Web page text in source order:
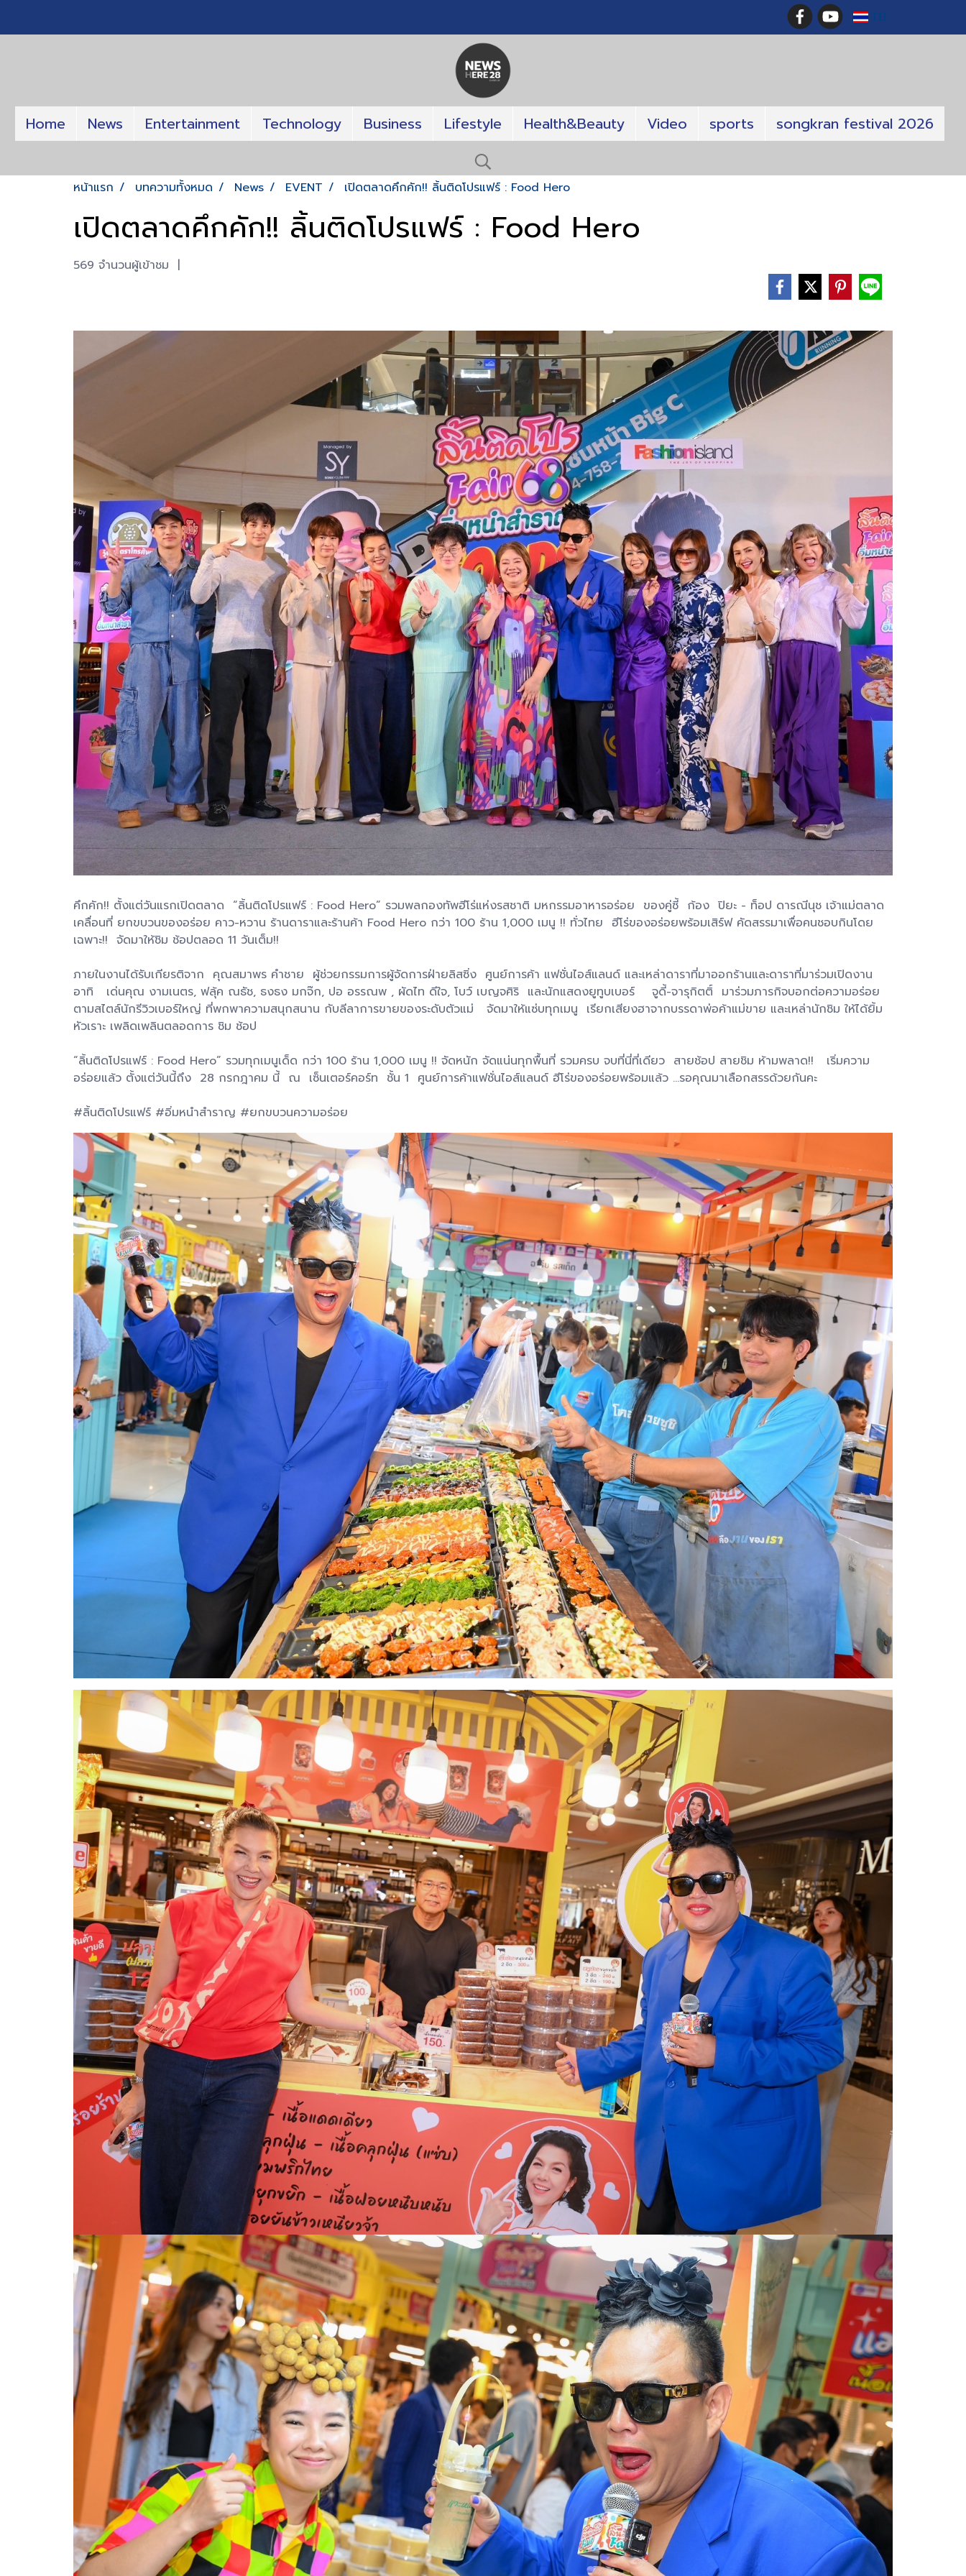
TH
Home News Entertainment Technology Business Lifestyle Health&Beauty Video sports songkran festival 2026
หน้าแรก บทความทั้งหมด News EVENT เปิดตลาดคึกคัก!! ลิ้นติดโปรแฟร์ : Food Hero
เปิดตลาดคึกคัก!! ลิ้นติดโปรแฟร์ : Food Hero
569 จำนวนผู้เข้าชม |
คึกคัก!! ตั้งแต่วันแรกเปิดตลาด “ลิ้นติดโปรแฟร์ : Food Hero” รวมพลกองทัพฮีโร่แห่งรสชาติ มหกรรมอาหารอร่อย ของคู่ซี้ ก้อง ปิยะ - ท็อป ดารณีนุช เจ้าแม่ตลาด
เคลื่อนที่ ยกขบวนของอร่อย คาว-หวาน ร้านดาราและร้านค้า Food Hero กว่า 100 ร้าน 1,000 เมนู !! ทั่วไทย ฮีโร่ของอร่อยพร้อมเสิร์ฟ คัดสรรมาเพื่อคนชอบกินโดย
เฉพาะ!! จัดมาให้ชิม ช้อปตลอด 11 วันเต็ม!!
ภายในงานได้รับเกียรติจาก คุณสมาพร คำชาย ผู้ช่วยกรรมการผู้จัดการฝ่ายลิสซิ่ง ศูนย์การค้า แฟชั่นไอส์แลนด์ และเหล่าดาราที่มาออกร้านและดาราที่มาร่วมเปิดงาน
อาทิ เด่นคุณ งามเนตร, ฟลุ้ค ณธัช, ธงธง มกจ๊ก, ปอ อรรณพ , ผัดไท ดีใจ, โบว์ เบญจศิริ และนักแสดงยูทูบเบอร์ จูดี้-จารุกิตติ์ มาร่วมภารกิจบอกต่อความอร่อย
ตามสไตล์นักรีวิวเบอร์ใหญ่ ที่พกพาความสนุกสนาน กับลีลาการขายของระดับตัวแม่ จัดมาให้แซ่บทุกเมนู เรียกเสียงฮาจากบรรดาพ่อค้าแม่ขาย และเหล่านักชิม ให้ได้ยิ้ม
หัวเราะ เพลิดเพลินตลอดการ ชิม ช้อป
“ลิ้นติดโปรแฟร์ : Food Hero” รวมทุกเมนูเด็ด กว่า 100 ร้าน 1,000 เมนู !! จัดหนัก จัดแน่นทุกพื้นที่ รวมครบ จบที่นี่ที่เดียว สายช้อป สายชิม ห้ามพลาด!! เริ่มความ
อร่อยแล้ว ตั้งแต่วันนี้ถึง 28 กรกฎาคม นี้ ณ เซ็นเตอร์คอร์ท ชั้น 1 ศูนย์การค้าแฟชั่นไอส์แลนด์ ฮีโร่ของอร่อยพร้อมแล้ว …รอคุณมาเลือกสรรด้วยกันคะ
#ลิ้นติดโปรแฟร์ #อิ่มหนำสำราญ #ยกขบวนความอร่อย